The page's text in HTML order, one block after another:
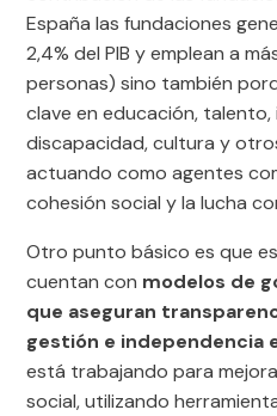
España las fundaciones
2,4% del PIB y emplean a
personas) sino también
clave en educación, talento,
discapacidad, cultura y
actuando como agentes
cohesión social y la lucha
Otro punto básico es que
cuentan con modelos de
que aseguran
gestión e independencia
está trabajando para
social, utilizando